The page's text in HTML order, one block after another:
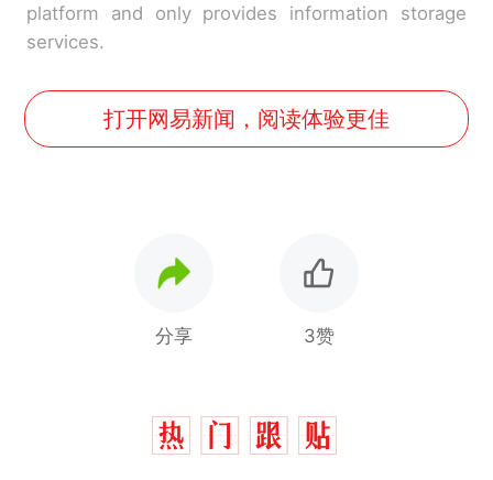
platform and only provides information storage
services.
打开网易新闻，阅读体验更佳
分享 3赞